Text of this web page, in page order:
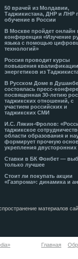
50 врачей из Молдавии,
Таджикистана, ДНР и ЛНР
обучение в России
В Москве пройдет онлайн
конференция «Изучение
языка с помощью
технологий»
Россия проводит курсы
повышения
энергетиков из
В Русском Доме в
состоялась пресс-
посвященная 30-летию
таджикских отношений, с
участием российских и
таджикских СМИ
И.С. Лякин-Фролов:
таджикское
области образования и
формирует прочную
укрепления двусторонних
Ставки в БК Фонбет —
только лучшее
Стоит ли покупать акции
«Газпрома»: динамика и
материалов
Главная